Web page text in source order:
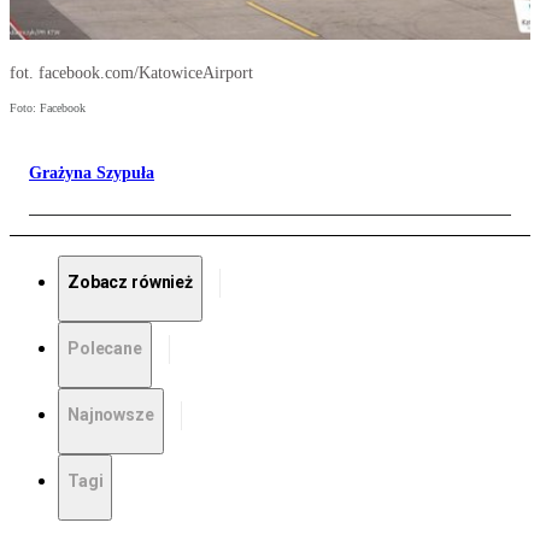
fot. facebook.com/KatowiceAirport
Foto: Facebook
Grażyna Szypuła
Zobacz również
Polecane
Najnowsze
Tagi